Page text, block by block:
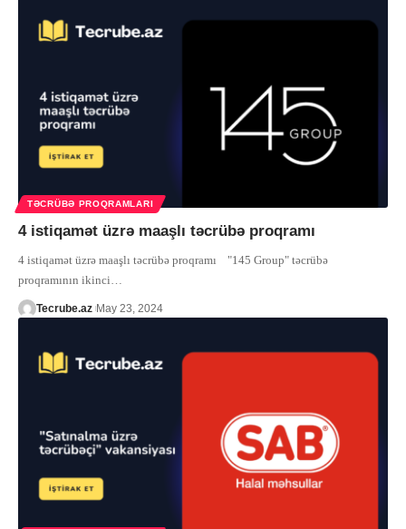
TƏCRÜBƏ PROQRAMLARI
4 istiqamət üzrə maaşlı təcrübə proqramı
4 istiqamət üzrə maaşlı təcrübə proqramı "145 Group" təcrübə
proqramının ikinci…
Tecrube.az May 23, 2024